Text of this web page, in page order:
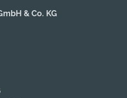
& Co. KG